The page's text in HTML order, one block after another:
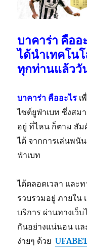
บาคาร่า คืออ
ได้นำเทคโน
ทุกท่านแล้ววั
บาคาร่า คืออะไร เ
ไซต์ยูฟ่าเบท ซึ่งสม
อยู่ ที่ไหน ก็ตาม สัม
ได้ จากการเล่นพนั
ฟ่าเบท
ได้ตลอดเวลา และ
รวบรวมอยู่ ภายใน
บริการ ผ่านทางเว็
กันอย่างแน่นอน แล
ง่ายๆ ด้วย